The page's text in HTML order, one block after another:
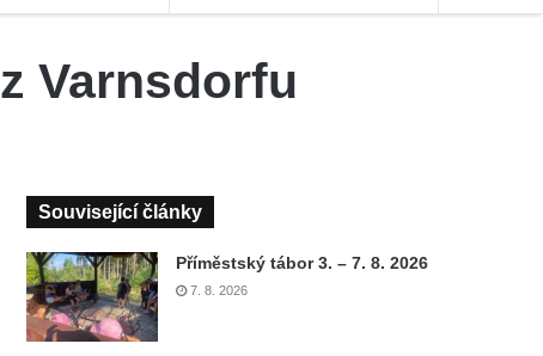
Varnsdorfu
Související články
Příměstský tábor 3. – 7. 8. 2026
7. 8. 2026